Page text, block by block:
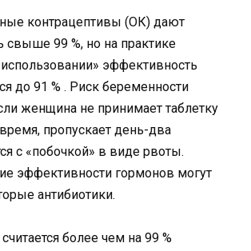
контрацептивы (ОК) дают
свыше 99 %, но на практике
эффективность
до 91 % . Риск беременности
женщина не принимает таблетку
пропускает день-два
с «побочкой» в виде рвоты.
эффективности гормонов могут
антибиотики.
более чем на 99 %